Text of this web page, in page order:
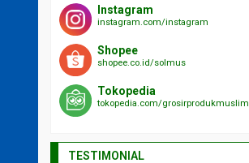
Instagram
instagram.com/instagram
Shopee
shopee.co.id/solmus
Tokopedia
tokopedia.com/grosirprodukmuslim
TESTIMONIAL